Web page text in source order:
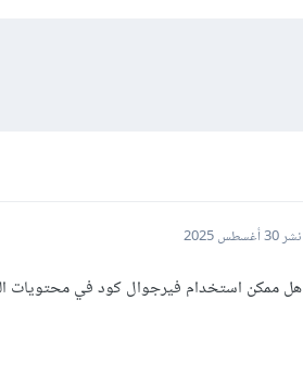
نشر30 أغسطس 2025
هل ممكن استخدام فيرجوال كود في محتويات